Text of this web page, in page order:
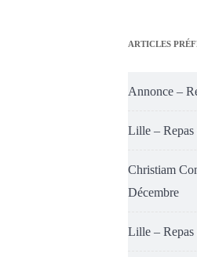
ARTICLES
Annonce –
Lille – Repas
Christiam
Décembre
Lille – Repas